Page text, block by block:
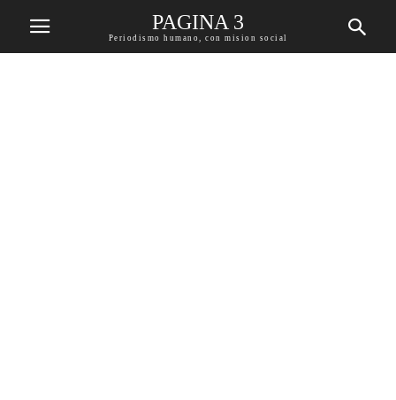
PAGINA 3
Periodismo humano, con mision social